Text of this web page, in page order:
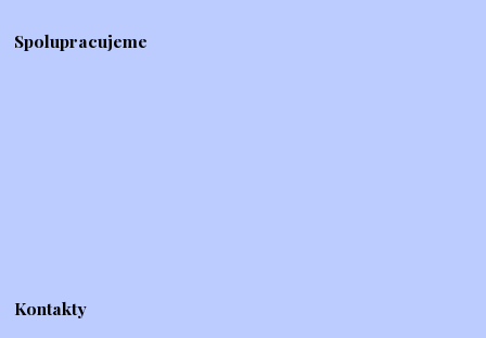
Spolupracujeme
Kontakty